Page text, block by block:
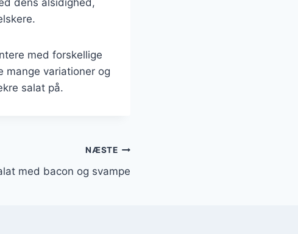
med forskellige
mange variationer og
salat på.
NÆSTE
med bacon og svampe